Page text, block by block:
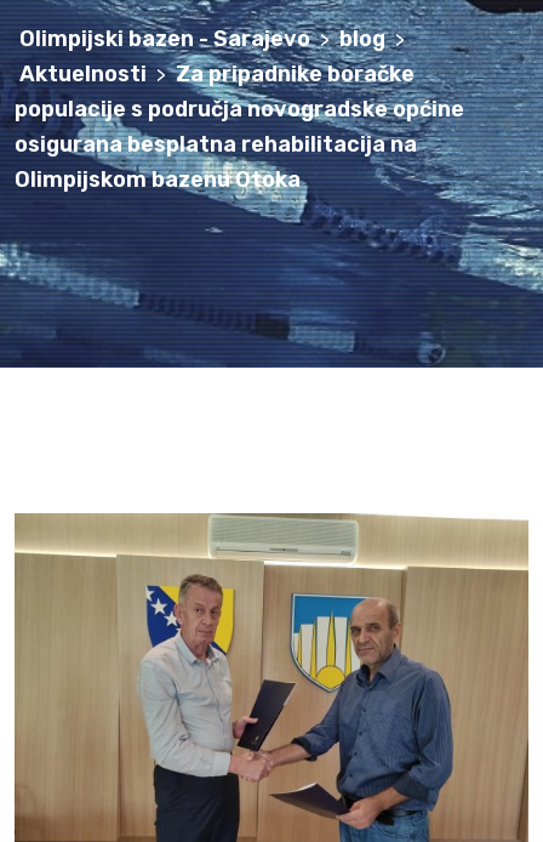
Olimpijski bazen - Sarajevo > blog >
Aktuelnosti > Za pripadnike boračke
populacije s područja novogradske općine
osigurana besplatna rehabilitacija na
Olimpijskom bazenu Otoka